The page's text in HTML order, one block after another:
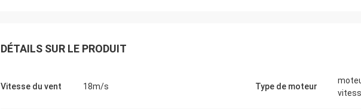
DÉTAILS SUR LE PRODUIT
Vitesse du vent 18m/s Type de moteur